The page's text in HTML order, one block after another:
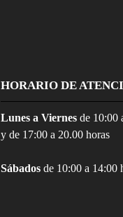
HORARIO DE
Lunes a Viernes de 10:00
y de 17:00 a 20.00 horas
Sábados de 10:00 a 14:00